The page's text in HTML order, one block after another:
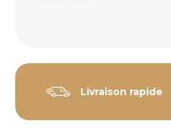
Livraison rapide